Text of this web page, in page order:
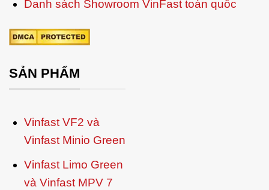
Danh sách Showroom VinFast toàn quốc
SẢN PHẨM
Vinfast VF2 và
Vinfast Minio Green
Vinfast Limo Green
và Vinfast MPV 7